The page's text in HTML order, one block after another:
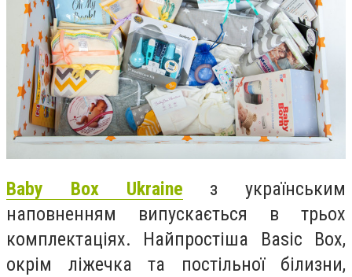
Baby Box Ukraine з українським
наповненням випускається в трьох
комплектаціях. Найпростіша Basic Box,
окрім ліжечка та постільної білизни,